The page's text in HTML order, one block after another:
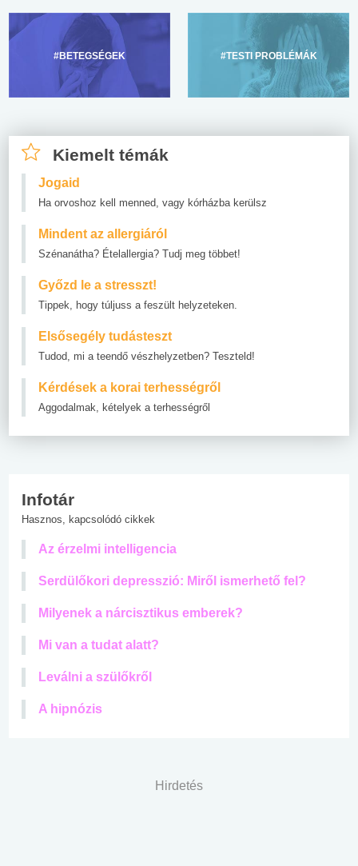
#BETEGSÉGEK #TESTI PROBLÉMÁK
Kiemelt témák
Jogaid
Ha orvoshoz kell menned, vagy kórházba kerülsz
Mindent az allergiáról
Szénanátha? Ételallergia? Tudj meg többet!
Győzd le a stresszt!
Tippek, hogy túljuss a feszült helyzeteken.
Elsősegély tudásteszt
Tudod, mi a teendő vészhelyzetben? Teszteld!
Kérdések a korai terhességről
Aggodalmak, kételyek a terhességről
Infotár
Hasznos, kapcsolódó cikkek
Az érzelmi intelligencia
Serdülőkori depresszió: Miről ismerhető fel?
Milyenek a nárcisztikus emberek?
Mi van a tudat alatt?
Leválni a szülőkről
A hipnózis
Hirdetés